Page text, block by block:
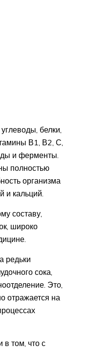
белки,
В1, В2, С,
и ферменты.
полностью
организма
и кальций.
составу,
широко
редьки
сока,
Это,
отражается на
в том, что с